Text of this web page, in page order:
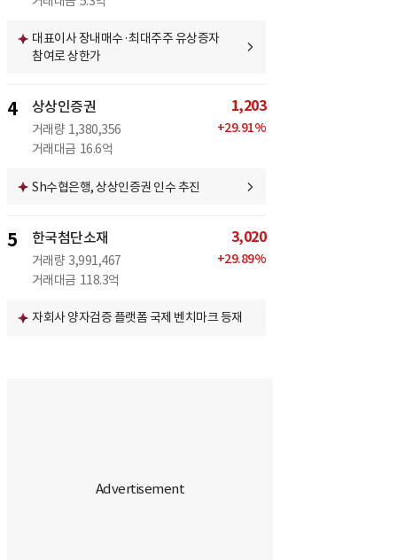
대표이사 장내매수·최대주주 유상증자
참여로 상한가
4 상상인증권
거래량 1,380,356
거래대금 16.6억
1,203
+29.91%
Sh수협은행, 상상인증권 인수 추진
5 한국첨단소재
거래량 3,991,467
거래대금 118.3억
3,020
+29.89%
자회사 양자검증 플랫폼 국제 벤치마크 등재